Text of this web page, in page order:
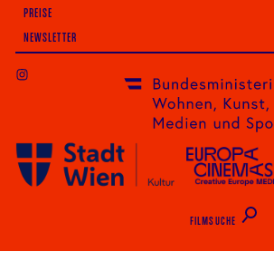
PREISE
NEWSLETTER
FILMSUCHE